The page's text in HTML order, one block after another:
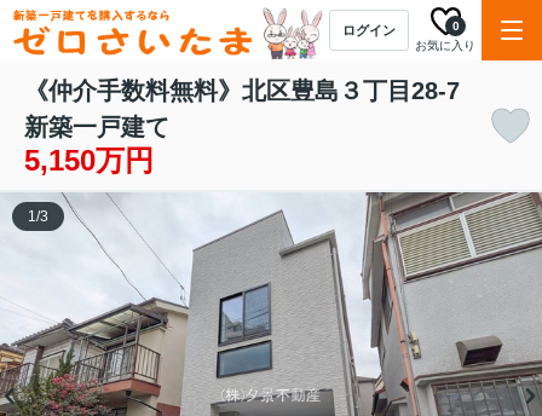
ログイン
お気に入り
0
《仲介手数料無料》北区豊島３丁目28-7
新築一戸建て
5,150万円
1/3